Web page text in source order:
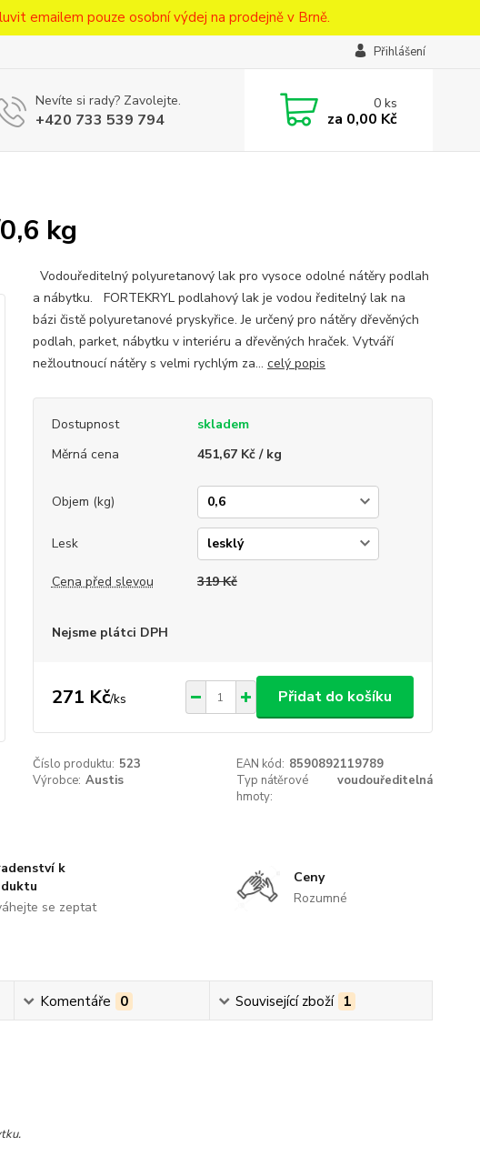
emailem pouze osobní výdej na prodejně v Brně.
Přihlášení
Nevíte si rady? Zavolejte.
+420 733 539 794
0ks
za 0,00 Kč
kg
Vodouředitelný polyuretanový lak pro vysoce odolné nátěry podlah
a nábytku. FORTEKRYL podlahový lak je vodou ředitelný lak na
bázi čistě polyuretanové pryskyřice. Je určený pro nátěry dřevěných
podlah, parket, nábytku v interiéru a dřevěných hraček. Vytváří
nežloutnoucí nátěry s velmi rychlým za... celý popis
Dostupnost
skladem
Měrná cena
451,67 Kč / kg
Objem (kg)
Lesk
Cena před slevou 319 Kč
Nejsme plátci DPH
271 Kč/ks Přidat do košíku
Číslo produktu: 523 EAN kód: 8590892119789
Výrobce: Austis
Typ nátěrové
hmoty:
voudouředitelná
k
se zeptat
Ceny
Rozumné
Komentáře 0 Související zboží 1